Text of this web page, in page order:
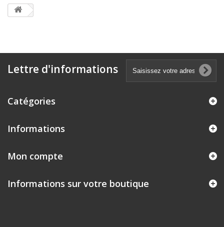
Lettre d'informations
Catégories
Informations
Mon compte
Informations sur votre boutique